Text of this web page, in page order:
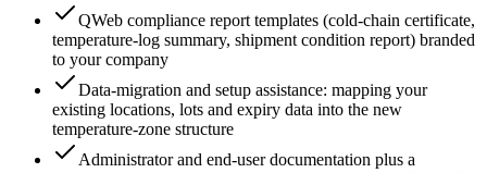
QWeb compliance report templates (cold-chain certificate,
temperature-log summary, shipment condition report) branded
to your company
Data-migration and setup assistance: mapping your
existing locations, lots and expiry data into the new
temperature-zone structure
Administrator and end-user documentation plus a